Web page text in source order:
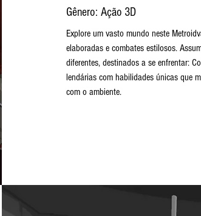
Gênero: Ação 3D
Explore um vasto mundo neste
elaboradas e combates estilosos.
diferentes, destinados a se enfrentar:
lendárias com habilidades únicas que
com o ambiente.